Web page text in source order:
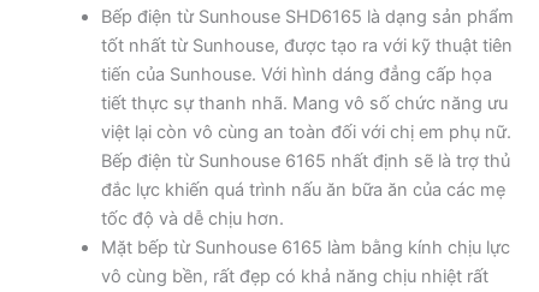
Bếp điện từ Sunhouse SHD6165 là dạng sản phẩm
tốt nhất từ Sunhouse, được tạo ra với kỹ thuật tiên
tiến của Sunhouse. Với hình dáng đẳng cấp họa
tiết thực sự thanh nhã. Mang vô số chức năng ưu
việt lại còn vô cùng an toàn đối với chị em phụ nữ.
Bếp điện từ Sunhouse 6165 nhất định sẽ là trợ thủ
đắc lực khiến quá trình nấu ăn bữa ăn của các mẹ
tốc độ và dễ chịu hơn.
Mặt bếp từ Sunhouse 6165 làm bằng kính chịu lực
vô cùng bền, rất đẹp có khả năng chịu nhiệt rất